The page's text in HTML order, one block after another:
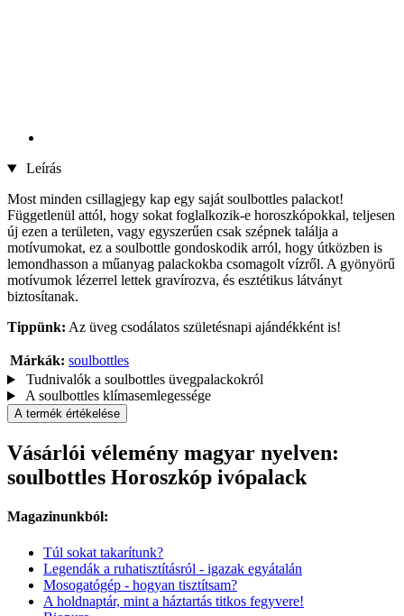
Leírás
Most minden csillagjegy kap egy saját soulbottles palackot!
Függetlenül attól, hogy sokat foglalkozik-e horoszkópokkal, teljesen
új ezen a területen, vagy egyszerűen csak szépnek találja a
motívumokat, ez a soulbottle gondoskodik arról, hogy útközben is
lemondhasson a műanyag palackokba csomagolt vízről. A gyönyörű
motívumok lézerrel lettek gravírozva, és esztétikus látványt
biztosítanak.
Tippünk: Az üveg csodálatos születésnapi ajándékként is!
Márkák: soulbottles
Tudnivalók a soulbottles üvegpalackokról
A soulbottles klímasemlegessége
A termék értékelése
Vásárlói vélemény magyar nyelven:
soulbottles Horoszkóp ivópalack
Magazinunkból:
Túl sokat takarítunk?
Legendák a ruhatisztításról - igazak egyátalán
Mosogatógép - hogyan tisztítsam?
A holdnaptár, mint a háztartás titkos fegyvere!